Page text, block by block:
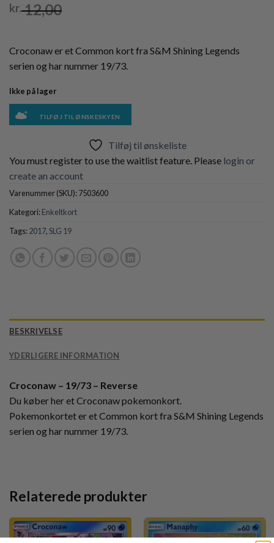
kr.12,00
Croconaw er et Common kort fra S&M Shining Legends
serien og har nummer 19/73.
Ikke på lager
TILFØJ TIL ØNSKESKYEN
Tilføj til ønskeliste
You must register to use the waitlist feature. Please login or
create an account
Varenummer (SKU):7503600
Kategori:Enkeltkort
Tags:2017,SLG 19
BESKRIVELSE
YDERLIGERE INFORMATION
Croconaw – 19/73 – Reverse
Du køber her et Croconaw pokemonkort.
Pokemonkortet er et Common kort fra S&M Shining Legends
serien og har nummer 19/73.
Relaterede produkter